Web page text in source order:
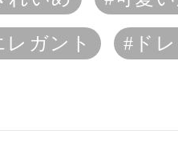
レガント #ド